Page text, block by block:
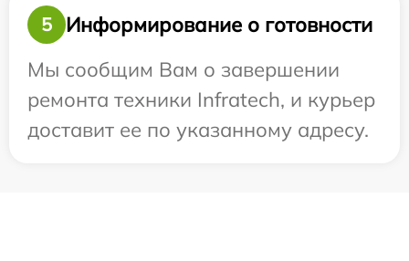
5
Информирование о готовности
Мы сообщим Вам о завершении
ремонта техники Infratech, и курьер
доставит ее по указанному адресу.